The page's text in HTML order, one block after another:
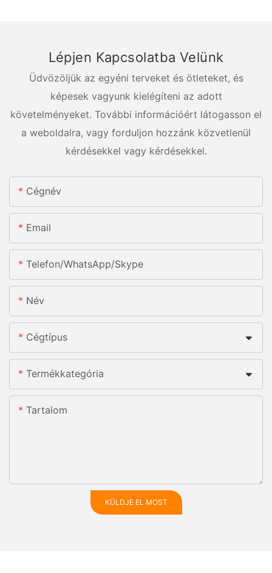
Lépjen Kapcsolatba Velünk
Üdvözöljük az egyéni terveket és ötleteket, és
képesek vagyunk kielégíteni az adott
követelményeket. További információért látogasson el
a weboldalra, vagy forduljon hozzánk közvetlenül
kérdésekkel vagy kérdésekkel.
Cégnév
Email
Telefon/WhatsApp/Skype
Név
Cégtípus
Termékkategória
Tartalom
KÜLDJE EL MOST